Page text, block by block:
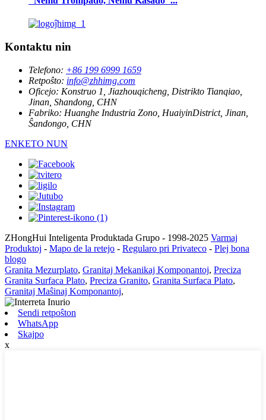
Kontaktu nin
Telefono: +86 199 6999 1659
Retpoŝto: info@zhhimg.com
Oficejo: Konstruo 1, Jiazhouqicheng, Distrikto Tianqiao,
Jinan, Shandong, CHN
Fabriko: Huanghe Industria Zono, HuaiyinDistrict, Jinan,
Ŝandongo, CHN
ENKETO NUN
ZHongHui Inteligenta Produktada Grupo - 1998-2025 Varmaj
Produktoj - Mapo de la retejo - Regularo pri Privateco - Plej bona
blogo
Granita Mezurplato, Granitaj Mekanikaj Komponantoj, Preciza
Granita Surfaca Plato, Preciza Granito, Granita Surfaca Plato,
Granitaj Maŝinaj Komponantoj,
Sendi retpoŝton
WhatsApp
Skajpo
x